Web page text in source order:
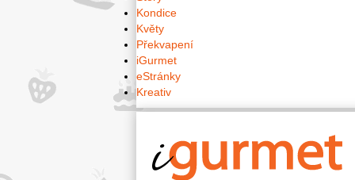
Kondice
Květy
Překvapení
iGurmet
eStránky
Kreativ